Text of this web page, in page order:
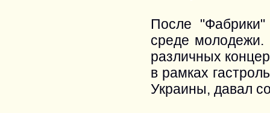
После
среде молодежи.
различных
в рамках
Украины, давал